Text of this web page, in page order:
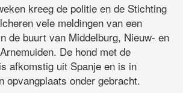
kreeg de politie en de Stichting
vele meldingen van een
de buurt van Middelburg, Nieuw- en
De hond met de
afkomstig uit Spanje en is in
opvangplaats onder gebracht.